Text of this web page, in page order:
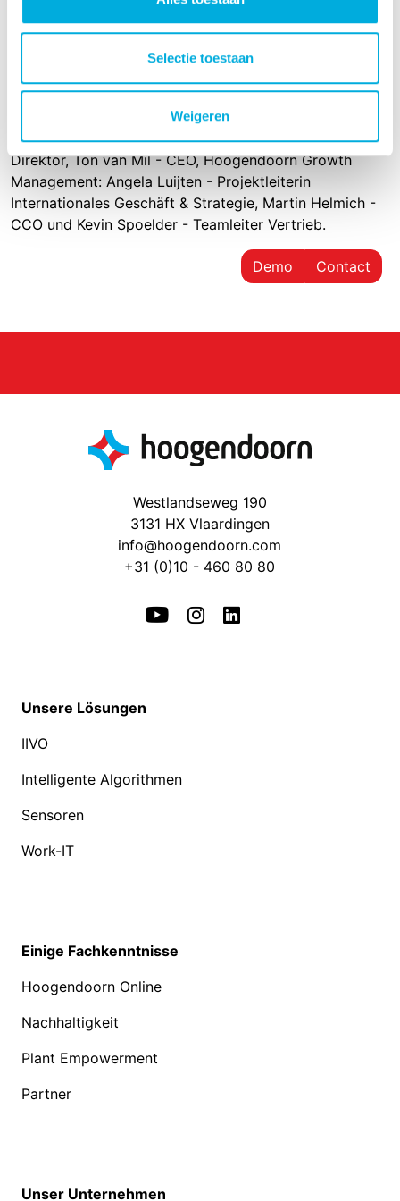
Selectie toestaan
Weigeren
Von links nach rechts: Bas Brinkman - Technischer
Direktor, Ton van Mil - CEO, Hoogendoorn Growth
Management: Angela Luijten - Projektleiterin
Internationales Geschäft & Strategie, Martin Helmich -
CCO und Kevin Spoelder - Teamleiter Vertrieb.
Demo Contact
Westlandseweg 190
3131 HX Vlaardingen
info@hoogendoorn.com
+31 (0)10 - 460 80 80
Unsere Lösungen
IIVO
Intelligente Algorithmen
Sensoren
Work-IT
Einige Fachkenntnisse
Hoogendoorn Online
Nachhaltigkeit
Plant Empowerment
Partner
Unser Unternehmen